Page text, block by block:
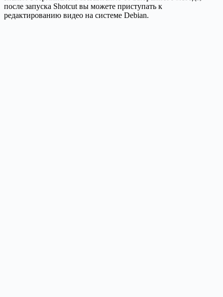
после запуска Shotcut вы можете приступать к
редактированию видео на системе Debian.